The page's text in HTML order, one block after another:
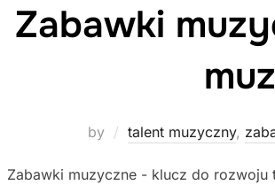
Zabawki
by talent muzyczny,
Zabawki muzyczne - klucz do rozwoju